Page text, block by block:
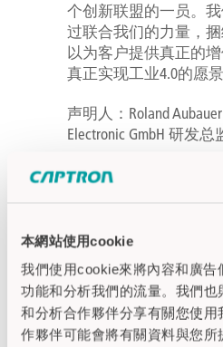
本網站使用cookie
我們使用cookie來將內容和廣告
功能和分析我們的流量。我們
和分析合作夥伴分享有關您使用
作夥伴可能會將有關資料與您
个创新联盟的一员。
过联合我们的力量，捆
以为客户提供真正的
真正实现工业4.0的愿景
声明人：Roland
Electronic GmbH 研发总